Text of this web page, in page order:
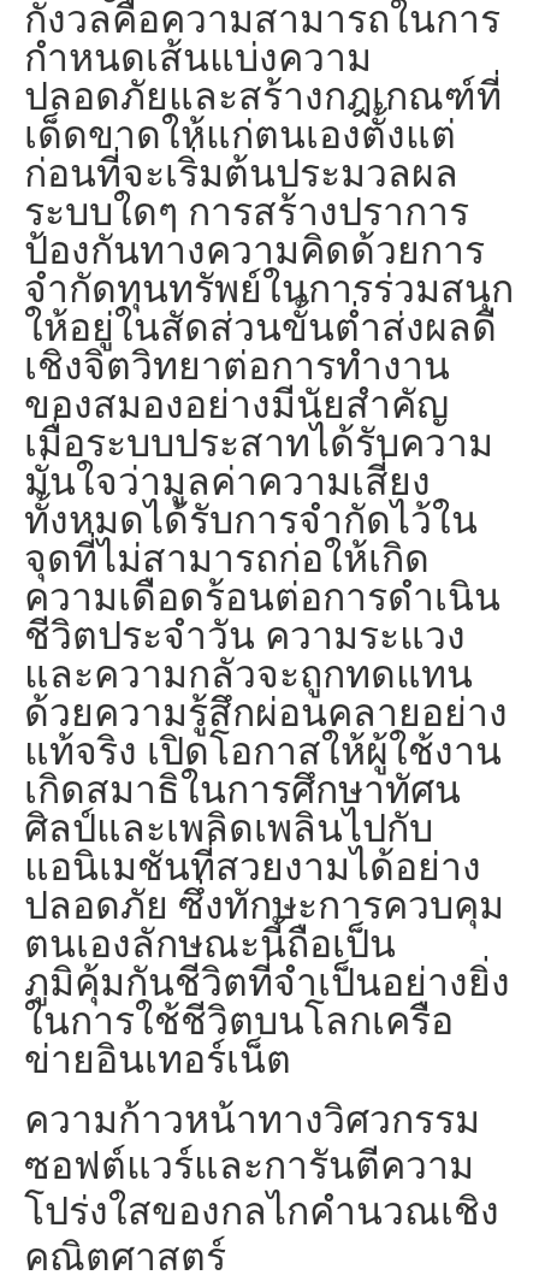
กังวลคือความสามารถในการ
กำหนดเส้นแบ่งความ
ปลอดภัยและสร้างกฎเกณฑ์ที่
เด็ดขาดให้แก่ตนเองตั้งแต่
ก่อนที่จะเริ่มต้นประมวลผล
ระบบใดๆ การสร้างปราการ
ป้องกันทางความคิดด้วยการ
จำกัดทุนทรัพย์ในการร่วมสนุก
ให้อยู่ในสัดส่วนขั้นต่ำส่งผลดี
เชิงจิตวิทยาต่อการทำงาน
ของสมองอย่างมีนัยสำคัญ
เมื่อระบบประสาทได้รับความ
มั่นใจว่ามูลค่าความเสี่ยง
ทั้งหมดได้รับการจำกัดไว้ใน
จุดที่ไม่สามารถก่อให้เกิด
ความเดือดร้อนต่อการดำเนิน
ชีวิตประจำวัน ความระแวง
และความกลัวจะถูกทดแทน
ด้วยความรู้สึกผ่อนคลายอย่าง
แท้จริง เปิดโอกาสให้ผู้ใช้งาน
เกิดสมาธิในการศึกษาทัศน
ศิลป์และเพลิดเพลินไปกับ
แอนิเมชันที่สวยงามได้อย่าง
ปลอดภัย ซึ่งทักษะการควบคุม
ตนเองลักษณะนี้ถือเป็น
ภูมิคุ้มกันชีวิตที่จำเป็นอย่างยิ่ง
ในการใช้ชีวิตบนโลกเครือ
ข่ายอินเทอร์เน็ต
ความก้าวหน้าทางวิศวกรรม
ซอฟต์แวร์และการันตีความ
โปร่งใสของกลไกคำนวณเชิง
คณิตศาสตร์